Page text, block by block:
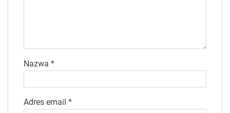
Nazwa *
Adres email *